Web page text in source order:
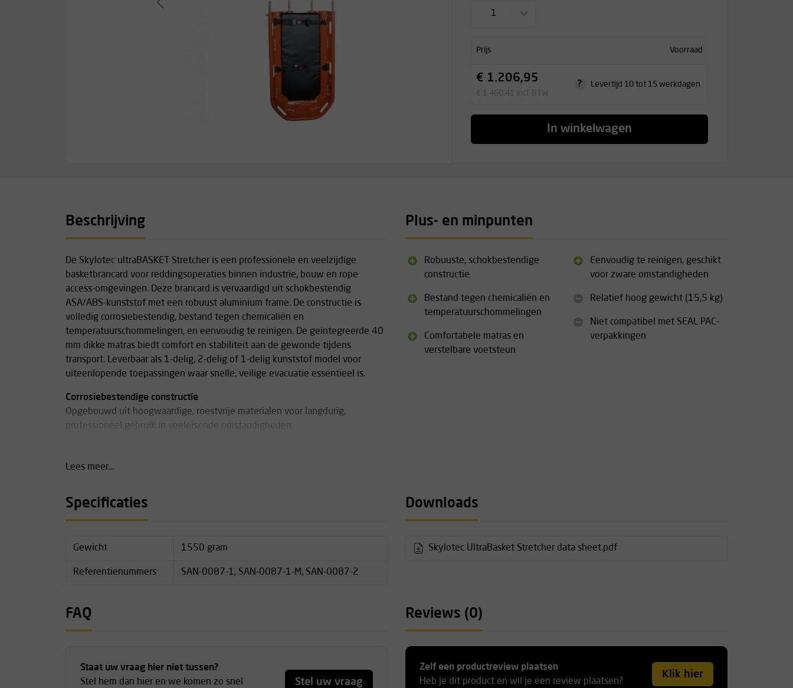
1
Prijs Voorraad
€ 1.206,95
€ 1.460,41 incl. BTW
? Levertijd 10 tot 15 werkdagen
In winkelwagen
Beschrijving
De Skylotec ultraBASKET Stretcher is een professionele en veelzijdige
basketbrancard voor reddingsoperaties binnen industrie, bouw en rope
access-omgevingen. Deze brancard is vervaardigd uit schokbestendig
ASA/ABS-kunststof met een robuust aluminium frame. De constructie is
volledig corrosiebestendig, bestand tegen chemicaliën en
temperatuurschommelingen, en eenvoudig te reinigen. De geïntegreerde 40
mm dikke matras biedt comfort en stabiliteit aan de gewonde tijdens
transport. Leverbaar als 1-delig, 2-delig of 1-delig kunststof model voor
uiteenlopende toepassingen waar snelle, veilige evacuatie essentieel is.
Corrosiebestendige constructie
Opgebouwd uit hoogwaardige, roestvrije materialen voor langdurig,
professioneel gebruik in veeleisende omstandigheden.
Voorzien van een verstelbare voetsteun, ergonomische handgrepen en een
Materiaal: schokbestendig ASA/ABS-kunststof, aluminium frame
40 mm dikke, eenvoudig te reinigen matras
Ergonomische handgrepen (uitsparingen aan de zijkant)
Maximale levensduur: 10 jaar
Kleur: oranje
Lees meer...
Plus- en minpunten
Robuuste, schokbestendige
constructie
Bestand tegen chemicaliën en
temperatuurschommelingen
Comfortabele matras en
verstelbare voetsteun
Eenvoudig te reinigen, geschikt
voor zware omstandigheden
Relatief hoog gewicht (15,5 kg)
Niet compatibel met SEAL PAC-
verpakkingen
Specificaties
Gewicht 1550 gram
Referentienummers SAN-0087-1, SAN-0087-1-M, SAN-0087-2
Downloads
Skylotec UltraBasket Stretcher data sheet.pdf
FAQ
Staat uw vraag hier niet tussen?
Stel hem dan hier en we komen zo snel
Stel uw vraag
Reviews (0)
Zelf een productreview plaatsen
Heb je dit product en wil je een review plaatsen?
Klik hier